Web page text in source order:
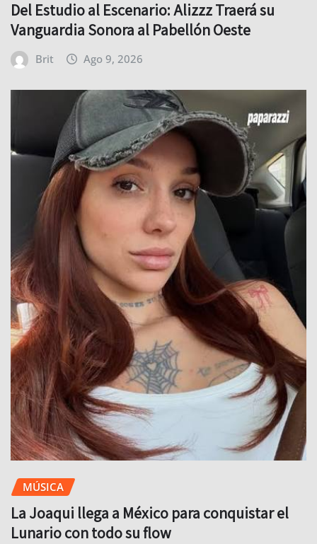
Del Estudio al Escenario: Alizzz Traerá su
Vanguardia Sonora al Pabellón Oeste
Brit Ago 9, 2026
MÚSICA
La Joaqui llega a México para conquistar el
Lunario con todo su flow